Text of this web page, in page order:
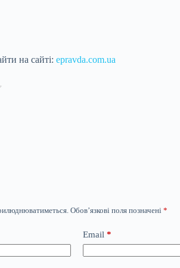
на сайті: epravda.com.ua
Обов’язкові поля позначені *
Email *